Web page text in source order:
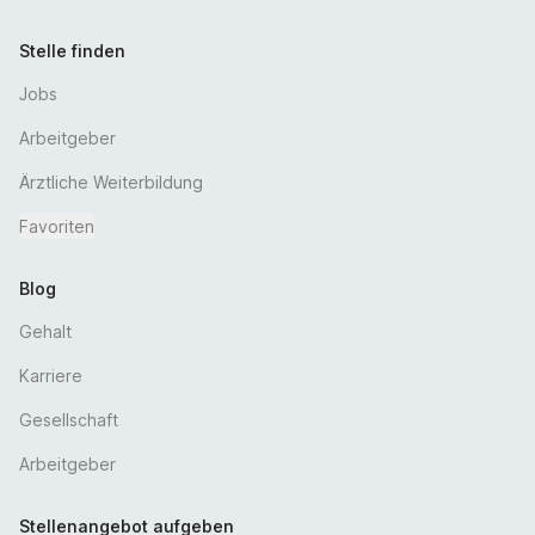
eine interessante und verantwortungsvolle Aufgabe
Gestaltungsperspektive
In der Universitätsmedizin Greifswald steht der
Patient*innen und unser Personal gleichermaßen
eine systematische Einarbeitung
und Weiterbildungen
Weiterbildungsmöglichkeiten auf dem Gebiet der
interventionellen Kardiologie einschließlich
hervorragende Forschungsbedingungen in den
wissenschaftlichen Schwerpunkten in der molekularen
Medizin. Ein weiterer Forschungsschwerpunkt sind
Stelle finden
Jobs
Arbeitgeber
Ärztliche Weiterbildung
Favoriten
Blog
Gehalt
Karriere
Gesellschaft
Arbeitgeber
Stellenangebot aufgeben